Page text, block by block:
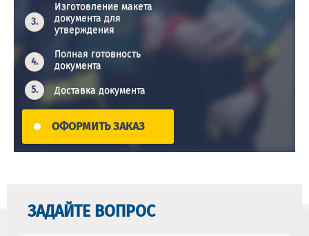
Изготовление макета
документа для
утверждения
Полная готовность
документа
Доставка документа
ОФОРМИТЬ ЗАКАЗ
ЗАДАЙТЕ ВОПРОС